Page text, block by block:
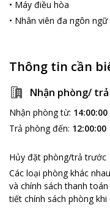
• Máy điều hòa
• Nhân viên đa ngôn ngữ
Thông tin cần
Nhận phòng/
Nhận phòng từ: 14:00:00
Trả phòng đến: 12:00:00
Hủy đặt phòng/trả trước
Các loại phòng khác
và chính sách thanh
tiết chính sách phòng